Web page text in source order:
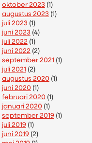
oktober 2023(1)
augustus 2023(1)
juli 2023(1)
juni 2023(4)
juli 2022(1)
juni 2022(2)
september 2021 (1)
juli 2021 (2)
augustus 2020(1)
juni 2020(1)
februari 2020(1)
januari 2020(1)
september 2019(1)
juli 2019(1)
juni 2019(2)